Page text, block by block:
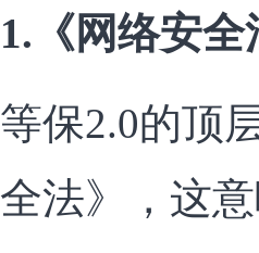
1.《网络安全
等保2.0的顶
全法》，这